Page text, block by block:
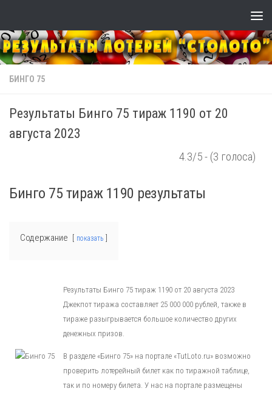
БИНГО 75
Результаты Бинго 75 тираж 1190 от 20
августа 2023
4.3/5 - (3 голоса)
Бинго 75 тираж 1190 результаты
Содержание показать
Результаты Бинго 75 тираж 1190 от 20 августа 2023
Джекпот тиража составляет 25 000 000 рублей, также в
тираже разыгрывается большое количество других
денежных призов.
В разделе «Бинго 75» на портале «TutLoto.ru» возможно
проверить лотерейный билет как по тиражной таблице,
так и по номеру билета. У нас на портале размещены